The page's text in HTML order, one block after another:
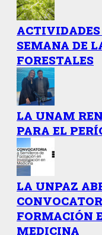
SEMANA DE
FORESTALES
LA UNAM
PARA EL
LA UNPAZ
FORMACIÓN
MEDICINA